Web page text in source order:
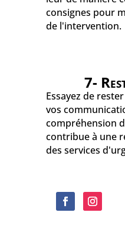
consignes pour
de l'intervention.
7-
Essayez de
vos
compréhension
contribue à une
des services